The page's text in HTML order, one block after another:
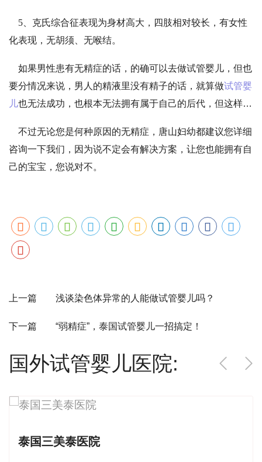
5、克氏综合征表现为身材高大，四肢相对较长，有女性
化表现，无胡须、无喉结。
如果男性患有无精症的话，的确可以去做试管婴儿，但也
要分情况来说，男人的精液里没有精子的话，就算做试管婴
儿也无法成功，也根本无法拥有属于自己的后代，但这样的
病的原因引起的，通过治疗基本上都可以拥有的。
不过无论您是何种原因的无精症，唐山妇幼都建议您详细
咨询一下我们，因为说不定会有解决方案，让您也能拥有自
己的宝宝，您说对不。
上一篇 浅谈染色体异常的人能做试管婴儿吗？
下一篇 “弱精症”，泰国试管婴儿一招搞定！
国外试管婴儿医院:
泰国三美泰医院